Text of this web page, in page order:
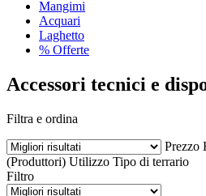
Mangimi
Acquari
Laghetto
% Offerte
Accessori tecnici e
Filtra e ordina
Prezzo
(Produttori) Utilizzo Tipo di terrario
Filtro